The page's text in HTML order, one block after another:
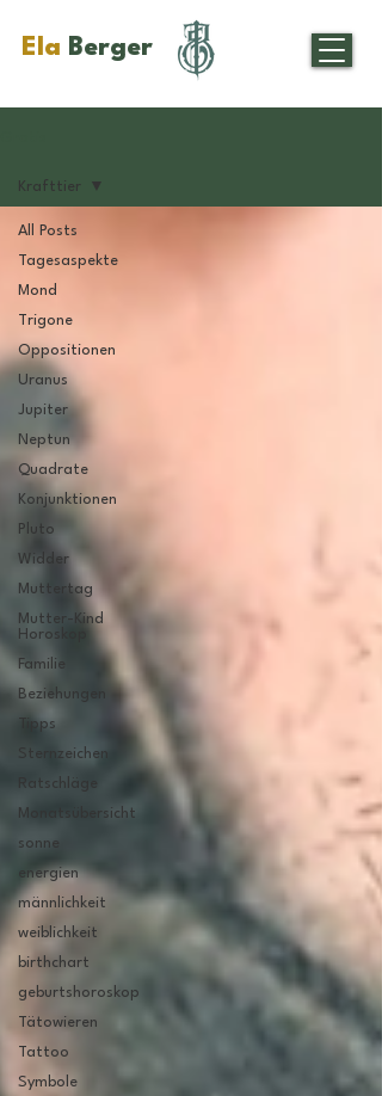
Ela Berger
All Posts
Tagesaspekte
Mond
Trigone
Oppositionen
Uranus
Jupiter
Neptun
Quadrate
Konjunktionen
Pluto
Widder
Muttertag
Mutter-Kind
Horoskop
Familie
Beziehungen
Tipps
Sternzeichen
Ratschläge
Monatsübersicht
sonne
energien
männlichkeit
weiblichkeit
birthchart
geburtshoroskop
Tätowieren
Tattoo
Symbole
Krafttier